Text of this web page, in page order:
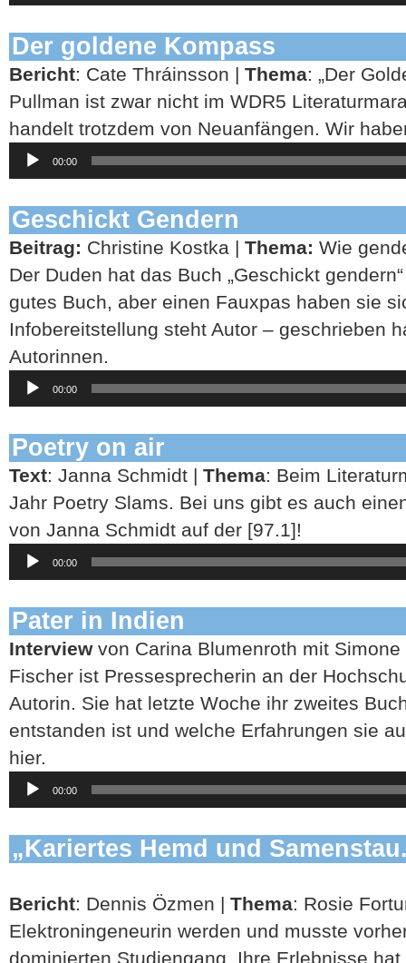
Der goldene Kompass
Bericht: Cate Thráinsson | Thema: „Der
Pullman ist zwar nicht im WDR5
handelt trotzdem von Neuanfängen. Wir
Audio-
Player
00:00
Geschickt Gendern
Beitrag: Christine Kostka | Thema: Wie
Der Duden hat das Buch „Geschickt
gutes Buch, aber einen Fauxpas haben sie
Infobereitstellung steht Autor – geschrieben
Autorinnen.
Audio-
Player
00:00
Poetry on air
Text: Janna Schmidt | Thema: Beim
Jahr Poetry Slams. Bei uns gibt es auch
von Janna Schmidt auf der [97.1]!
Audio-
Player
00:00
Pater in Indien
Interviewvon Carina Blumenroth mit
Fischer ist Pressesprecherin an der
Autorin. Sie hat letzte Woche ihr zweites
entstanden ist und welche Erfahrungen sie
hier.
Audio-
Player
00:00
„Kariertes Hemd und
Bericht: Dennis Özmen | Thema: Rosie
Elektroningeneurin werden und musste
dominierten Studiengang. Ihre Erlebnisse